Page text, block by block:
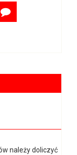
należy doliczyć